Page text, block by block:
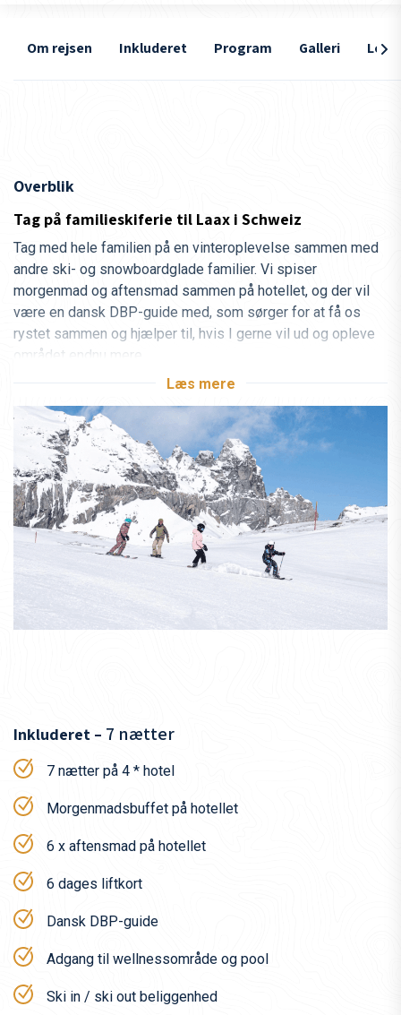
Om rejsen Inkluderet Program Galleri
Overblik
Tag på familieskiferie til Laax i Schweiz
Tag med hele familien på en vinteroplevelse sammen med
andre ski- og snowboardglade familier. Vi spiser
morgenmad og aftensmad sammen på hotellet, og der vil
være en dansk DBP-guide med, som sørger for at få os
rystet sammen og hjælper til, hvis I gerne vil ud og opleve
området endnu mere.
Laax er et område med masser af muligheder. Uanset om I
drømmer om piste, freeride eller freestyle, er der noget for
både børn og voksne.
Vigtigst af alt er der plads til forskellige ønsker og niveauer.
Nogle vil jagte pudder, andre vil cruise pister, og nogle vil
helst bruge dagen i snowparken. Det er netop det, vi elsker
ved Laax – her behøver alle ikke at ville det samme for at få
en fantastisk familieskiferie sammen.
Som alternativ har vi også Familie Catski i Nordmakedonien
i uge 7. Se turen
For at finde fly kan du med fordel bruge nedenstående links
– den nærmeste lufthavn er Zürich:
SAS
Swiss Air
Google Flights
Momondo
Skyscanner
Læs mere
Inkluderet – 7 nætter
7 nætter på 4 * hotel
Morgenmadsbuffet på hotellet
6 x aftensmad på hotellet
6 dages liftkort
Dansk DBP-guide
Adgang til wellnessområde og pool
Ski in / ski out beliggenhed